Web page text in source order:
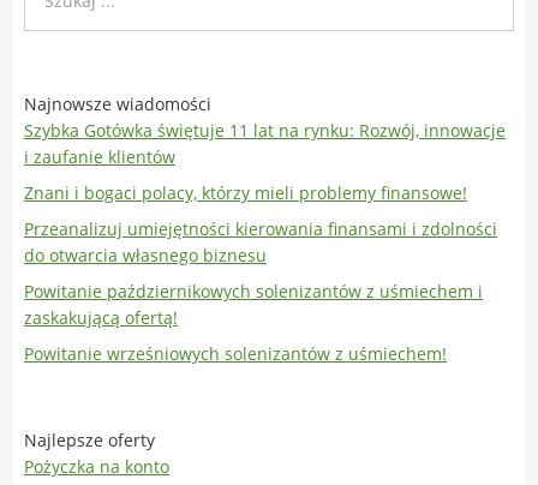
Najnowsze wiadomości
Szybka Gotówka świętuje 11 lat na rynku: Rozwój, innowacje
i zaufanie klientów
Znani i bogaci polacy, którzy mieli problemy finansowe!
Przeanalizuj umiejętności kierowania finansami i zdolności
do otwarcia własnego biznesu
Powitanie październikowych solenizantów z uśmiechem i
zaskakującą ofertą!
Powitanie wrześniowych solenizantów z uśmiechem!
Najlepsze oferty
Pożyczka na konto